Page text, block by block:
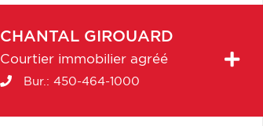
CHANTAL GIROUARD
Courtier immobilier agréé
Bur.: 450-464-1000